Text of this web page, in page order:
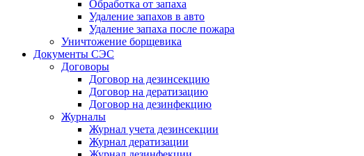
Обработка от запаха
Удаление запахов в авто
Удаление запаха после пожара
Уничтожение борщевика
Документы СЭС
Договоры
Договор на дезинсекцию
Договор на дератизацию
Договор на дезинфекцию
Журналы
Журнал учета дезинсекции
Журнал дератизации